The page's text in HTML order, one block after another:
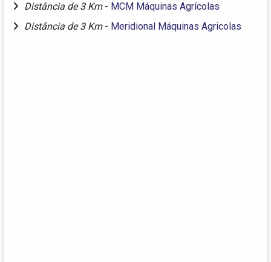
Distância de 3 Km - MCM Máquinas Agrícolas
Distância de 3 Km - Meridional Máquinas Agricolas